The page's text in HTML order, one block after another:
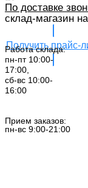
По доставке
склад-магазин
Получить прайс-
Работа склада:
пн-пт 10:00-
17:00,
сб-вс 10:00-
16:00
Прием заказов:
пн-вс 9:00-21:00